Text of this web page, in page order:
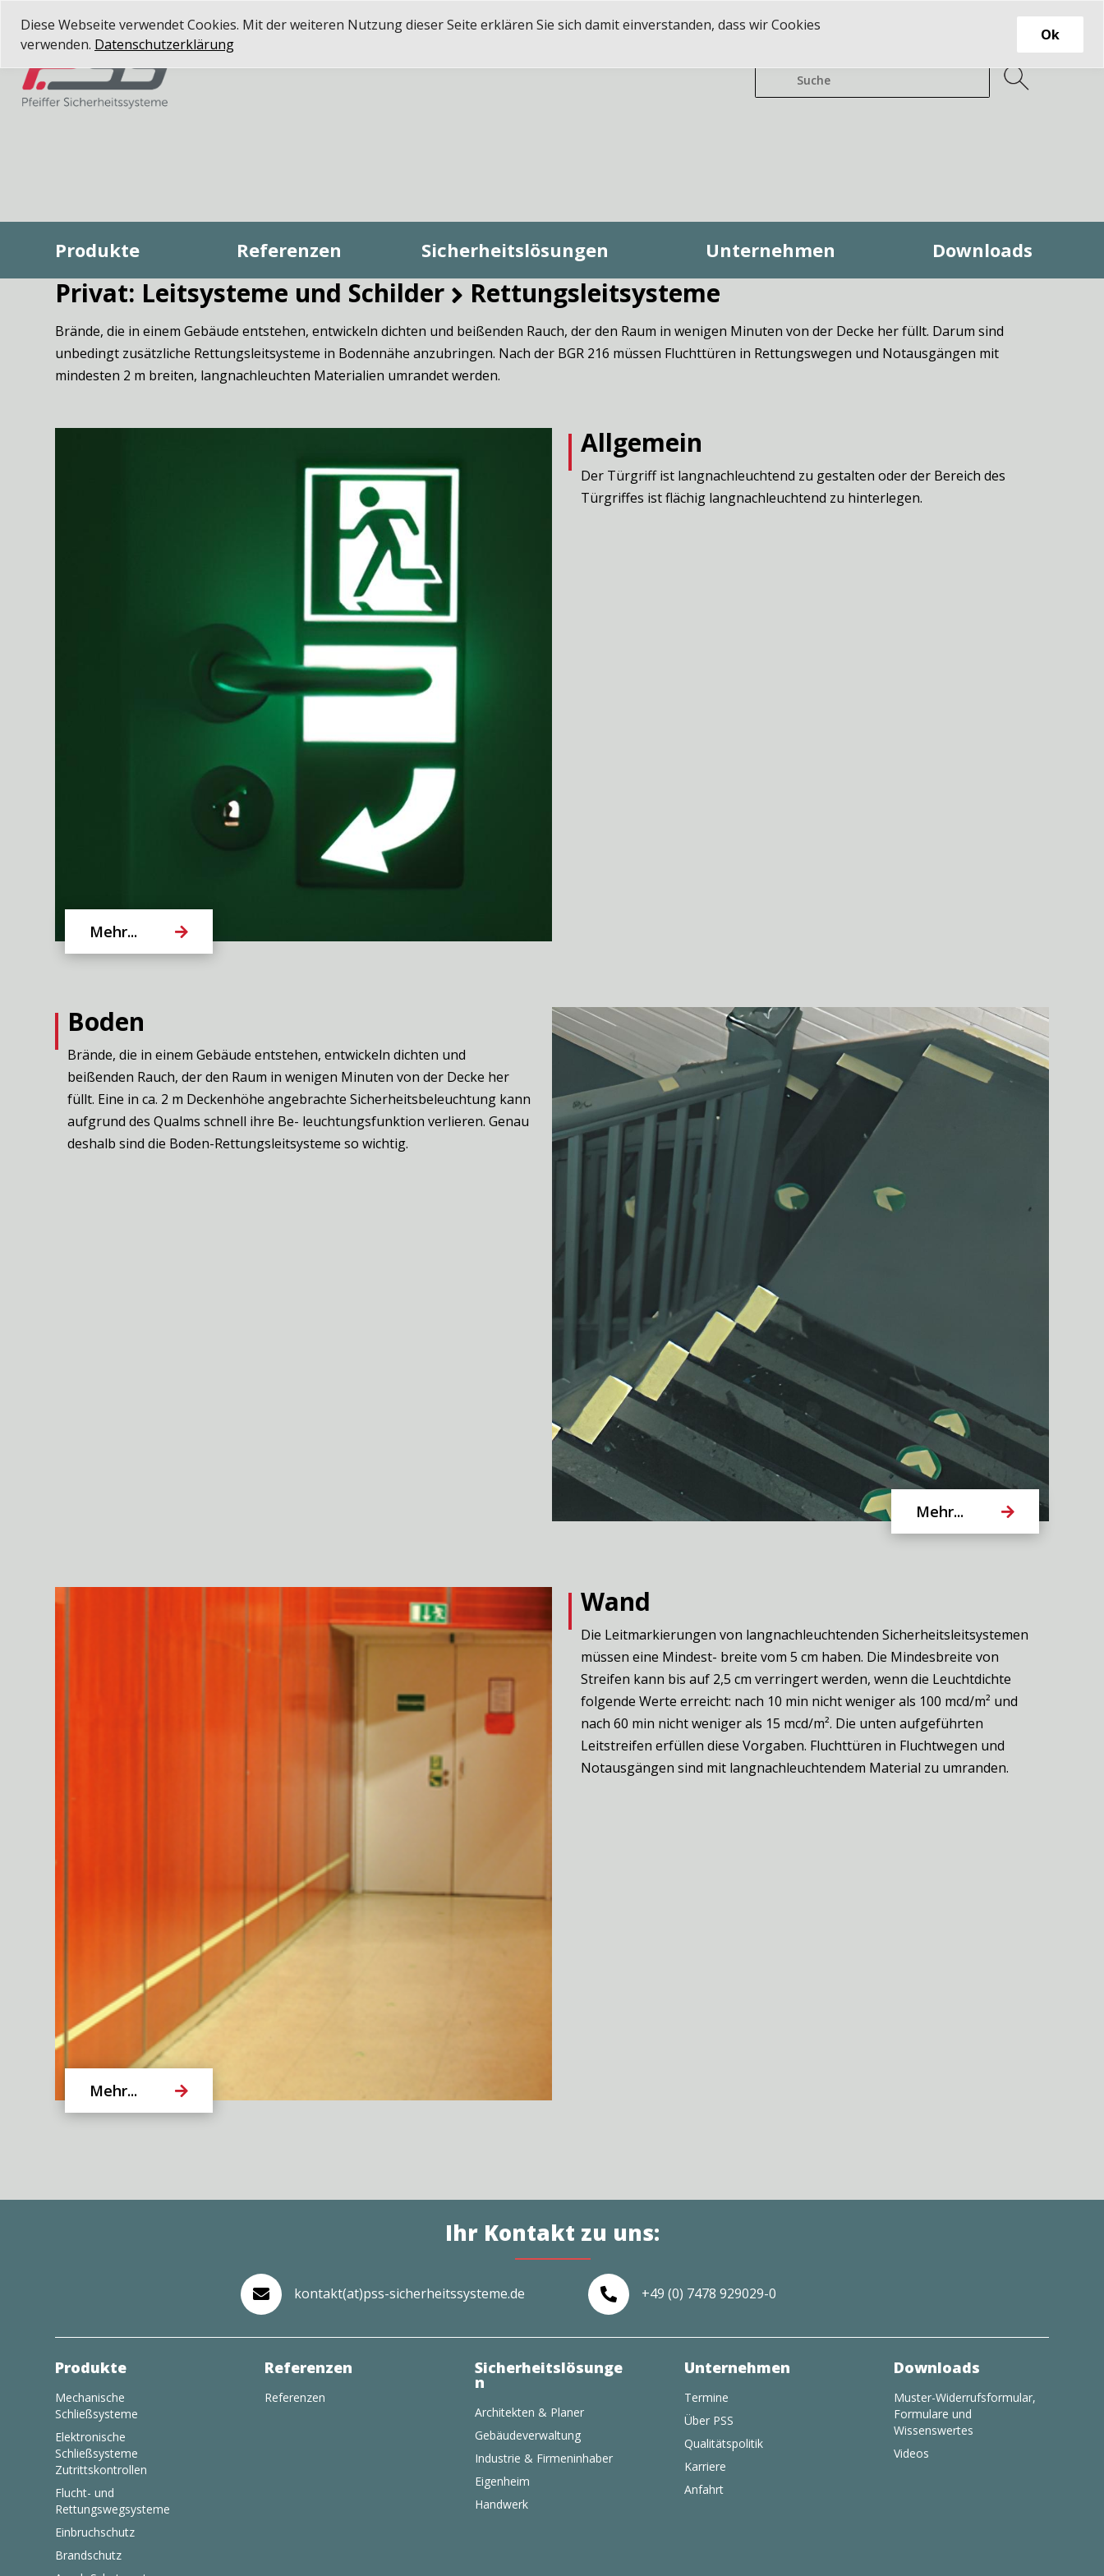
Diese Webseite verwendet Cookies. Mit der weiteren Nutzung dieser Seite erklären Sie sich damit einverstanden, dass wir Cookies
verwenden. Datenschutzerklärung
Ok
Produkte Referenzen Sicherheitslösungen Unternehmen Downloads
Privat: Leitsysteme und Schilder  Rettungsleitsysteme
Brände, die in einem Gebäude entstehen, entwickeln dichten und beißenden Rauch, der den Raum in wenigen Minuten von der Decke her füllt. Darum sind
unbedingt zusätzliche Rettungsleitsysteme in Bodennähe anzubringen. Nach der BGR 216 müssen Fluchttüren in Rettungswegen und Notausgängen mit
mindesten 2 m breiten, langnachleuchten Materialien umrandet werden.
Allgemein
Der Türgriff ist langnachleuchtend zu gestalten oder der Bereich des
Türgriffes ist flächig langnachleuchtend zu hinterlegen.
Mehr...
Boden
Brände, die in einem Gebäude entstehen, entwickeln dichten und
beißenden Rauch, der den Raum in wenigen Minuten von der Decke her
füllt. Eine in ca. 2 m Deckenhöhe angebrachte Sicherheitsbeleuchtung kann
aufgrund des Qualms schnell ihre Be- leuchtungsfunktion verlieren. Genau
deshalb sind die Boden-Rettungsleitsysteme so wichtig.
Mehr...
Wand
Die Leitmarkierungen von langnachleuchtenden Sicherheitsleitsystemen
müssen eine Mindest- breite vom 5 cm haben. Die Mindesbreite von
Streifen kann bis auf 2,5 cm verringert werden, wenn die Leuchtdichte
folgende Werte erreicht: nach 10 min nicht weniger als 100 mcd/m² und
nach 60 min nicht weniger als 15 mcd/m². Die unten aufgeführten
Leitstreifen erfüllen diese Vorgaben. Fluchttüren in Fluchtwegen und
Notausgängen sind mit langnachleuchtendem Material zu umranden.
Mehr...
Ihr Kontakt zu uns:
 kontakt(at)pss-sicherheitssysteme.de  +49 (0) 7478 929029-0
Produkte
Mechanische
Schließsysteme
Elektronische
Schließsysteme
Zutrittskontrollen
Flucht- und
Rettungswegsysteme
Einbruchschutz
Brandschutz
Referenzen
Referenzen
Sicherheitslösunge
n
Architekten & Planer
Gebäudeverwaltung
Industrie & Firmeninhaber
Eigenheim
Handwerk
Unternehmen
Termine
Über PSS
Qualitätspolitik
Karriere
Anfahrt
Downloads
Muster-Widerrufsformular,
Formulare und
Wissenswertes
Videos